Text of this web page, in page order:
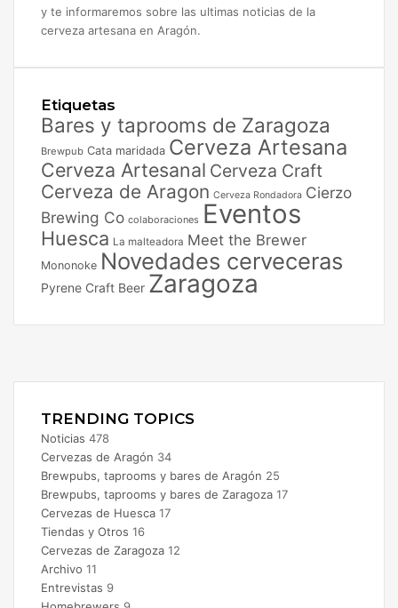
y te informaremos sobre las ultimas noticias de la
cerveza artesana en Aragón.
Etiquetas
Bares y taprooms de Zaragoza
Brewpub Cata maridada Cerveza Artesana
Cerveza Artesanal Cerveza Craft
Cerveza de Aragon Cerveza Rondadora Cierzo
Brewing Co colaboraciones Eventos
Huesca La malteadora Meet the Brewer
Mononoke Novedades cerveceras
Pyrene Craft Beer Zaragoza
TRENDING TOPICS
Noticias 478
Cervezas de Aragón 34
Brewpubs, taprooms y bares de Aragón 25
Brewpubs, taprooms y bares de Zaragoza 17
Cervezas de Huesca 17
Tiendas y Otros 16
Cervezas de Zaragoza 12
Archivo 11
Entrevistas 9